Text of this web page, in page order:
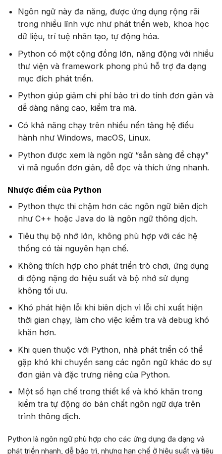
Ngôn ngữ này đa năng, được ứng dụng rộng rãi
trong nhiều lĩnh vực như phát triển web, khoa học
dữ liệu, trí tuệ nhân tạo, tự động hóa.
Python có một cộng đồng lớn, năng động với nhiều
thư viện và framework phong phú hỗ trợ đa dạng
mục đích phát triển.
Python giúp giảm chi phí bảo trì do tính đơn giản và
dễ dàng nâng cao, kiểm tra mã.
Có khả năng chạy trên nhiều nền tảng hệ điều
hành như Windows, macOS, Linux.
Python được xem là ngôn ngữ “sẵn sàng để chạy”
vì mã nguồn đơn giản, dễ đọc và thích ứng nhanh.
Nhược điểm của Python
Python thực thi chậm hơn các ngôn ngữ biên dịch
như C++ hoặc Java do là ngôn ngữ thông dịch.
Tiêu thụ bộ nhớ lớn, không phù hợp với các hệ
thống có tài nguyên hạn chế.
Không thích hợp cho phát triển trò chơi, ứng dụng
di động nặng do hiệu suất và bộ nhớ sử dụng
không tối ưu.
Khó phát hiện lỗi khi biên dịch vì lỗi chỉ xuất hiện
thời gian chạy, làm cho việc kiểm tra và debug khó
khăn hơn.
Khi quen thuộc với Python, nhà phát triển có thể
gặp khó khi chuyển sang các ngôn ngữ khác do sự
đơn giản và đặc trưng riêng của Python.
Một số hạn chế trong thiết kế và khó khăn trong
kiểm tra tự động do bản chất ngôn ngữ dựa trên
trình thông dịch.
Python là ngôn ngữ phù hợp cho các ứng dụng đa dạng và
phát triển nhanh, dễ bảo trì, nhưng hạn chế ở hiệu suất và tiêu